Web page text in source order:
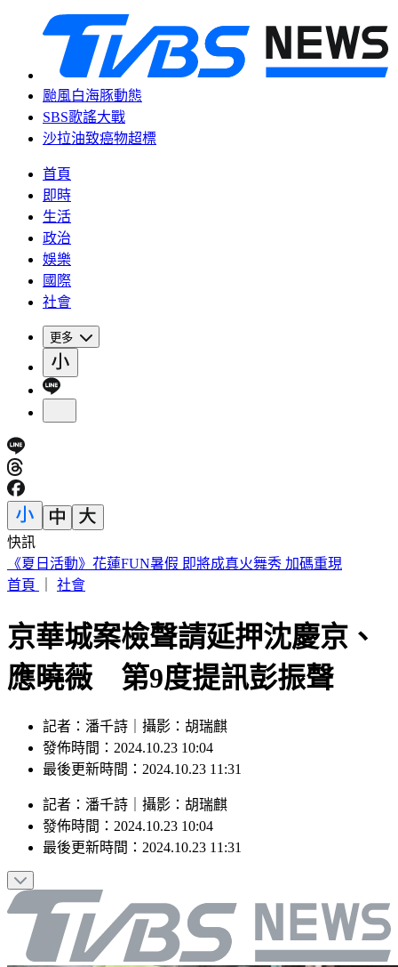
颱風白海豚動態
SBS歌謠大戰
沙拉油致癌物超標
首頁
即時
生活
政治
娛樂
國際
社會
更多
快訊
188萬《龍藏經》賣掉了！大戶不甩7折 店員爆「付現買原
價」
京華城案檢聲請延押沈慶京、
應曉薇 第9度提訊彭振聲
記者：潘千詩｜攝影：胡瑞麒
發佈時間：2024.10.23 10:04
記者：潘千詩｜攝影：胡瑞麒
發佈時間：2024.10.23 10:04